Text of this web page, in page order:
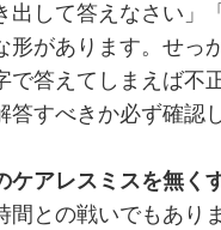
して答えなさい」
形があります。せっ
で答えてしまえば不
答すべきか必ず確認
ケアレスミスを無く
間との戦いでもあり